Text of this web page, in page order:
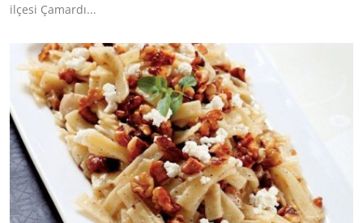
ilçesi Çamardı...